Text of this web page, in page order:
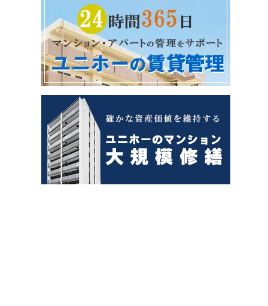
活かしたナチュラルテイストな2・3歳児室 2階